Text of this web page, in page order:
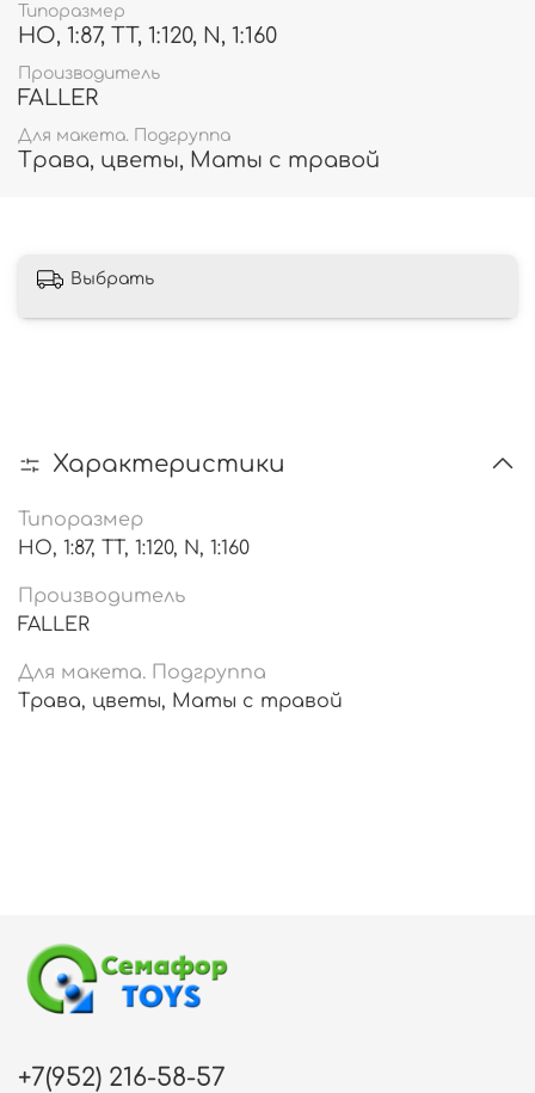
Типоразмер
HO, 1:87, TT, 1:120, N, 1:160
Производитель
FALLER
Для макета. Подгруппа
Трава, цветы, Маты с травой
Выбрать
Характеристики
Типоразмер
HO, 1:87, TT, 1:120, N, 1:160
Производитель
FALLER
Для макета. Подгруппа
Трава, цветы, Маты с травой
+7(952) 216-58-57